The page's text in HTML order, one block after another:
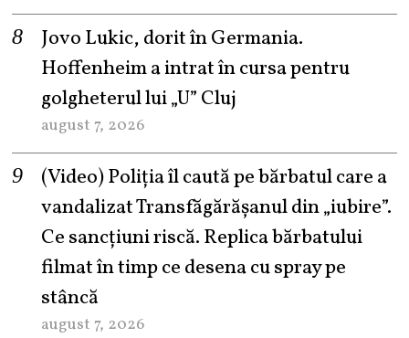
Jovo Lukic, dorit în Germania.
Hoffenheim a intrat în cursa pentru
golgheterul lui „U” Cluj
august 7, 2026
(Video) Poliția îl caută pe bărbatul care a
vandalizat Transfăgărășanul din „iubire”.
Ce sancțiuni riscă. Replica bărbatului
filmat în timp ce desena cu spray pe
stâncă
august 7, 2026